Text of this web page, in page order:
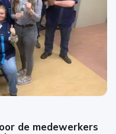
de medewerkers